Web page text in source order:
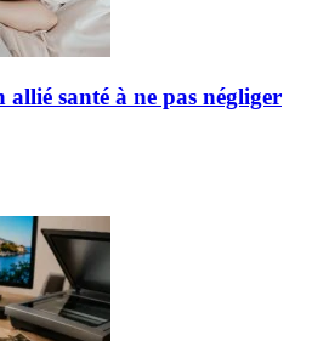
allié santé à ne pas négliger